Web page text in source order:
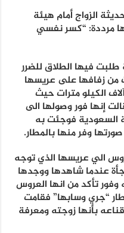
الزواج أمام هيئة
مرددة: “كسر نفسي
فيها الطلاق للضرر
زفافها على عريسها
الكيلو مترات حيث
إنها فور وصولها الى
السعودية فوجئت به
وفر منها بالمطار.
الي عريسها الذي توجه
عندما شاهدها ووجدها
وفور تأكد من انها العروس
“جري وسابها” فقامت
بأنها زوجته ومعرفة